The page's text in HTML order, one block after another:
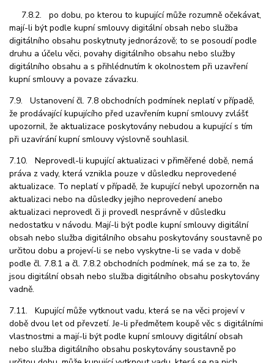
7.8.2. po dobu, po kterou to kupující může rozumně očekávat,
mají-li být podle kupní smlouvy digitální obsah nebo služba
digitálního obsahu poskytnuty jednorázově; to se posoudí podle
druhu a účelu věci, povahy digitálního obsahu nebo služby
digitálního obsahu a s přihlédnutím k okolnostem při uzavření
kupní smlouvy a povaze závazku.
7.9. Ustanovení čl. 7.8 obchodních podmínek neplatí v případě,
že prodávající kupujícího před uzavřením kupní smlouvy zvlášť
upozornil, že aktualizace poskytovány nebudou a kupující s tím
při uzavírání kupní smlouvy výslovně souhlasil.
7.10. Neprovedl-li kupující aktualizaci v přiměřené době, nemá
práva z vady, která vznikla pouze v důsledku neprovedené
aktualizace. To neplatí v případě, že kupující nebyl upozorněn na
aktualizaci nebo na důsledky jejího neprovedení anebo
aktualizaci neprovedl či ji provedl nesprávně v důsledku
nedostatku v návodu. Mají-li být podle kupní smlouvy digitální
obsah nebo služba digitálního obsahu poskytovány soustavně po
určitou dobu a projeví-li se nebo vyskytne-li se vada v době
podle čl. 7.8.1 a čl. 7.8.2 obchodních podmínek, má se za to, že
jsou digitální obsah nebo služba digitálního obsahu poskytovány
vadně.
7.11. Kupující může vytknout vadu, která se na věci projeví v
době dvou let od převzetí. Je-li předmětem koupě věc s digitálními
vlastnostmi a mají-li být podle kupní smlouvy digitální obsah
nebo služba digitálního obsahu poskytovány soustavně po